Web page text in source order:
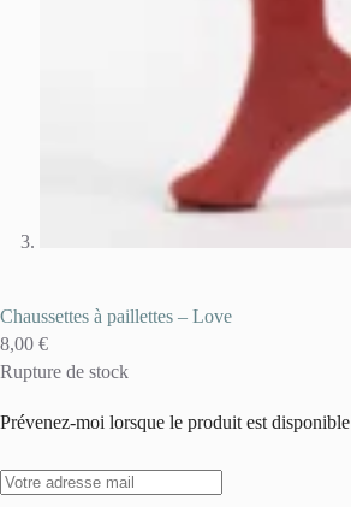
Chaussettes à paillettes – Love
8,00 €
Rupture de stock
Prévenez-moi lorsque le produit est disponible